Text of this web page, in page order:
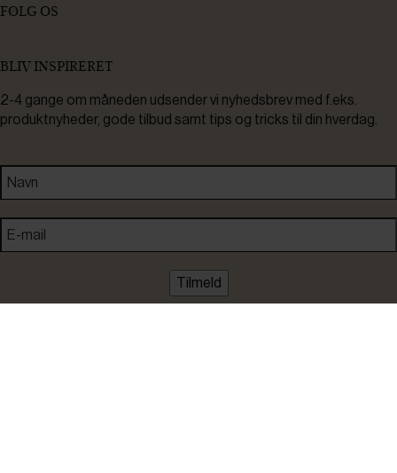
FØLG OS
BLIV INSPIRERET
2-4 gange om måneden udsender vi nyhedsbrev med f.eks.
produktnyheder, gode tilbud samt tips og tricks til din hverdag.
Tilmeld